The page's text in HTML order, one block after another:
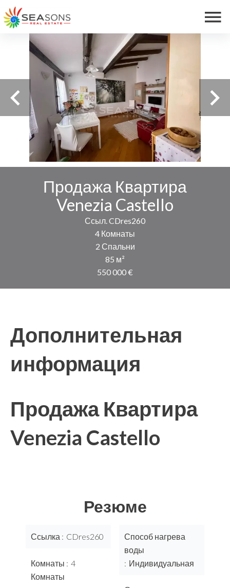
Продажа Квартира
Venezia Castello
Ссыл. CDres260
4 Комнаты
2 Спальни
85 м²
550 000 €
Дополнительная
информация
Продажа Квартира
Venezia Castello
Резюме
Ссылка CDres260
Комнаты
4
Комнаты
Способ нагрева
воды
Индивидуальная